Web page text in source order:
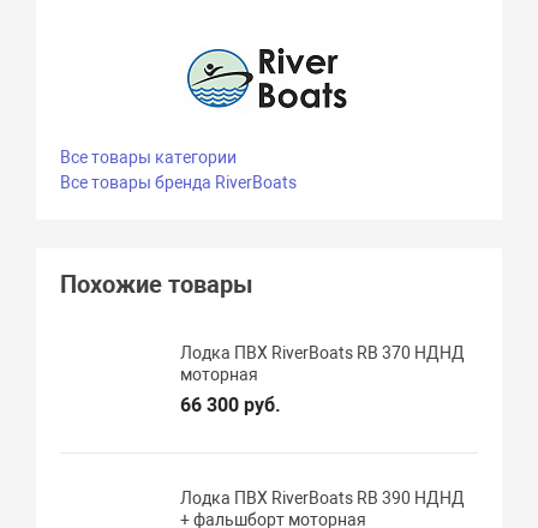
Все товары категории
Все товары бренда RiverBoats
Похожие товары
Лодка ПВХ RiverBoats RB 370 НДНД
моторная
66 300 руб.
Лодка ПВХ RiverBoats RB 390 НДНД
+ фальшборт моторная